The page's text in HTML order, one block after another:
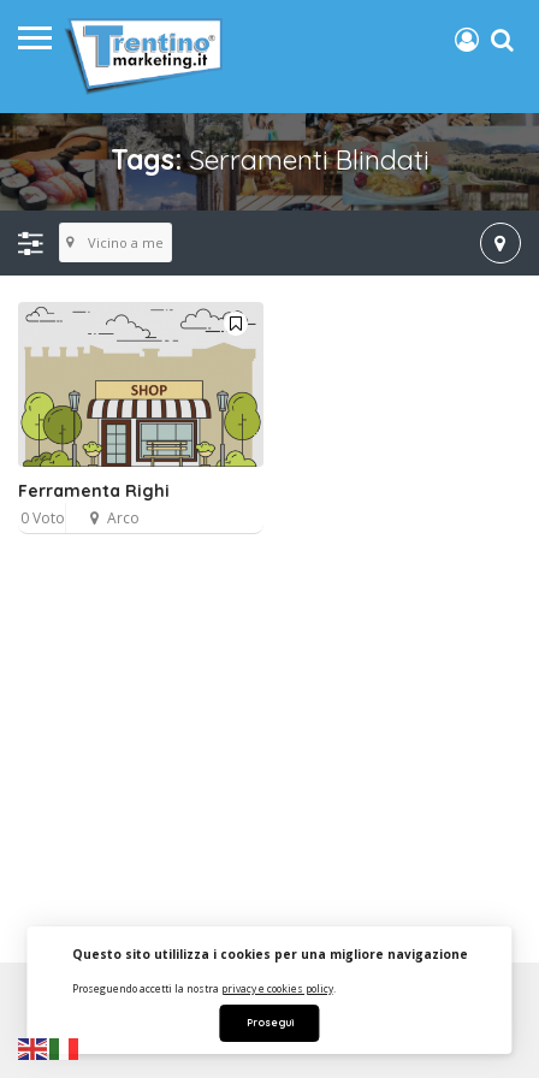
Tags:Serramenti Blindati
Vicino a me
Ferramenta Righi
0 Voto Arco
FAQ Strumenti Dashboard
Questo sito utililizza i cookies per una migliore navigazione
Proseguendo accetti la nostra privacy e cookies policy.
Prosegui